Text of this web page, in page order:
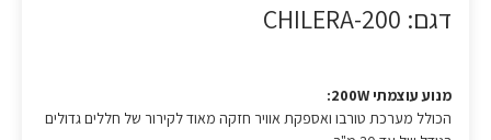
דגם: CHILERA-200
מנוע עוצמתי 200W:
הכולל מערכת טורבו ואספקת אוויר חזקה מאוד לקירור של חללים גדולים